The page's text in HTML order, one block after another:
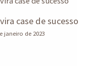
case de sucesso
janeiro de 2023